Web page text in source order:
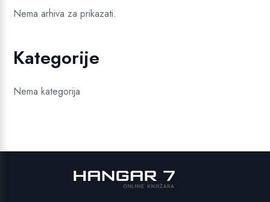
Nema arhiva za prikazati.
Kategorije
Nema kategorija